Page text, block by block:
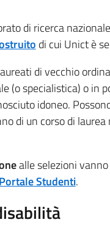
di ricerca
di cui Unict è
di vecchio
(o specialistica) o in
idoneo.
di un corso di
alle selezioni
Portale Studenti.